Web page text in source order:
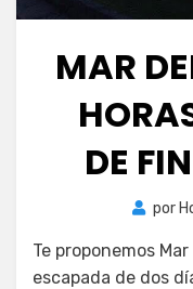
MAR
DE
por
Te proponemos
escapada de dos